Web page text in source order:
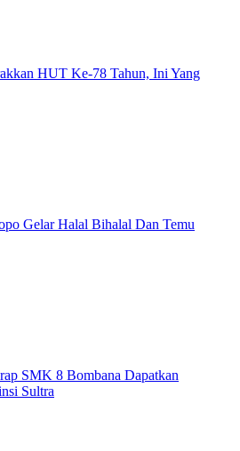
HUT Ke-78 Tahun, Ini Yang
Gelar Halal Bihalal Dan Temu
SMK 8 Bombana Dapatkan
Sultra